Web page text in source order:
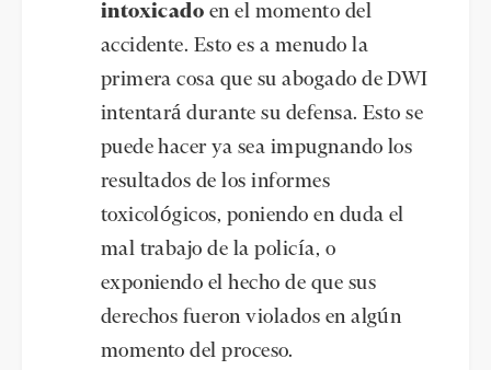
intoxicado en el momento del
accidente. Esto es a menudo la
primera cosa que su abogado de DWI
intentará durante su defensa. Esto se
puede hacer ya sea impugnando los
resultados de los informes
toxicológicos, poniendo en duda el
mal trabajo de la policía, o
exponiendo el hecho de que sus
derechos fueron violados en algún
momento del proceso.